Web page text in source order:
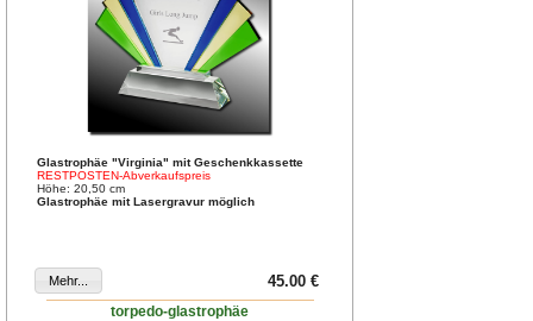
Glastrophäe "Virginia" mit Geschenkkassette
RESTPOSTEN-Abverkaufspreis
Höhe: 20,50 cm
Glastrophäe mit Lasergravur möglich
45.00 €
torpedo-glastrophäe